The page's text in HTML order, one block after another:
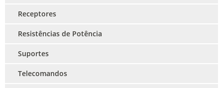
Receptores
Resistências de Potência
Suportes
Telecomandos